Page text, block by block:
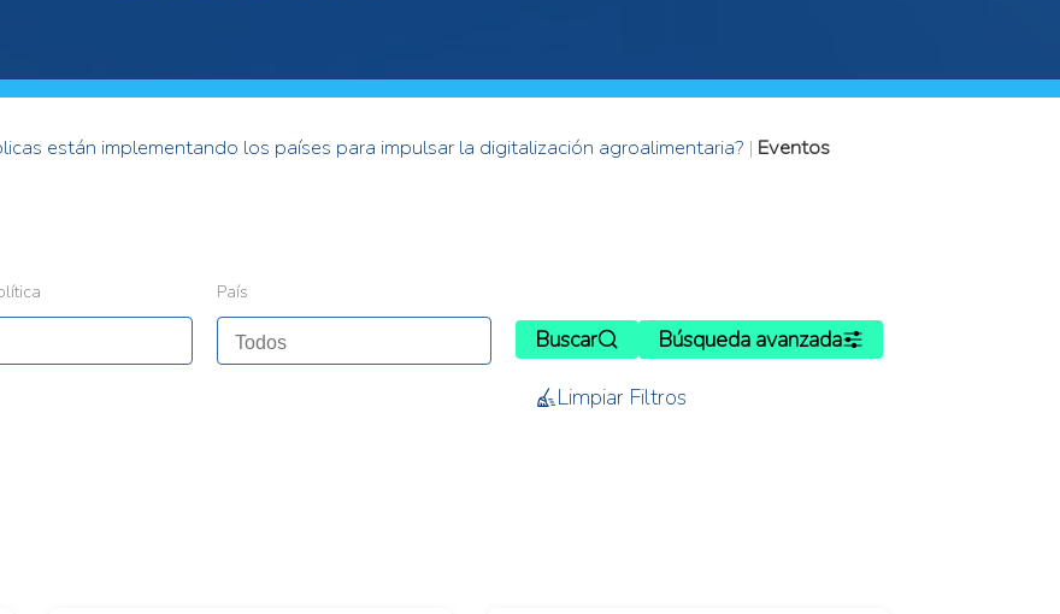
están implementando los países para impulsar la digitalización agroalimentaria? | Eventos
País
Buscar
Búsqueda avanzada
Limpiar Filtros